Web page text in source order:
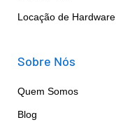
Locação de Hardware
Sobre Nós
Quem Somos
Blog